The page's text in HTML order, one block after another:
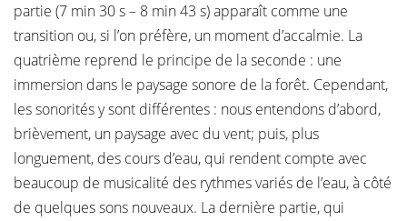
partie (7 min 30 s – 8 min 43 s) apparaît comme une
transition ou, si l’on préfère, un moment d’accalmie. La
quatrième reprend le principe de la seconde : une
immersion dans le paysage sonore de la forêt. Cependant,
les sonorités y sont différentes : nous entendons d’abord,
brièvement, un paysage avec du vent; puis, plus
longuement, des cours d’eau, qui rendent compte avec
beaucoup de musicalité des rythmes variés de l’eau, à côté
de quelques sons nouveaux. La dernière partie, qui